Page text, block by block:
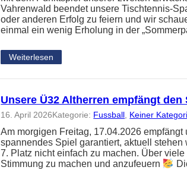
Vahrenwald beendet unsere Tischtennis-
oder anderen Erfolg zu feiern und wir
einmal ein wenig Erholung in der
Weiterlesen
Unsere Ü32 Altherren empfängt den
16. April 2026Kategorie: Fussball Keiner
Am morgigen Freitag, 17.04.2026
spannendes Spiel garantiert, aktuell
7. Platz nicht einfach zu machen. Über
Stimmung zu machen und anzufeuern